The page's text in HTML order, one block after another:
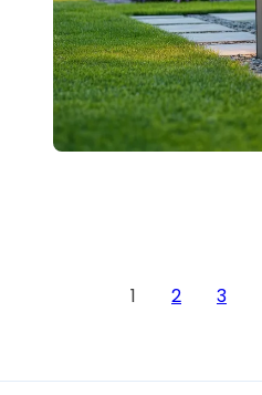
1 2 3